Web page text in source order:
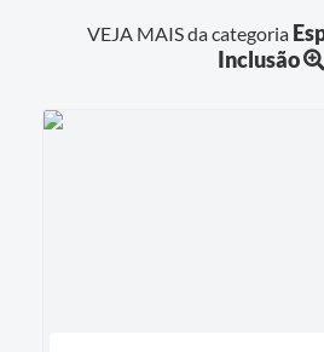
VEJA MAIS da categoria
Inclusão